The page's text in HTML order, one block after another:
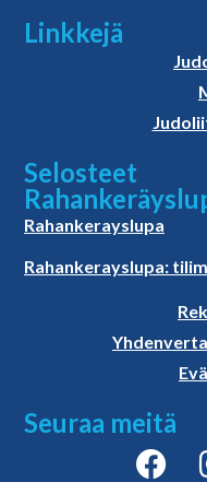
Linkkejä
Selosteet
Rahankerayslupa
Rahankerayslupa:
Seuraa meitä